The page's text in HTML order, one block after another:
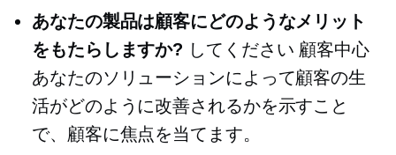
あなたの製品は顧客にどのようなメリット
をもたらしますか? してください 顧客中心
あなたのソリューションによって顧客の生
活がどのように改善されるかを示すこと
で、顧客に焦点を当てます。